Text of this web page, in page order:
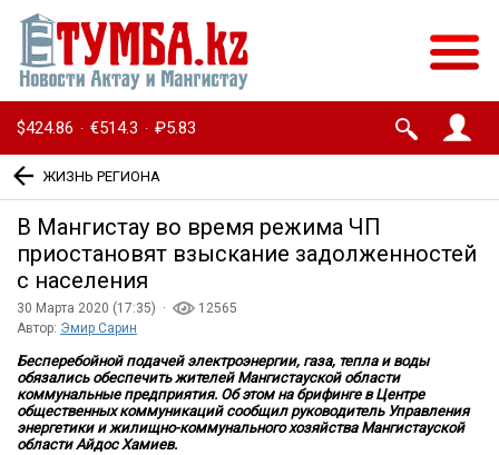
$424.86 · €514.3 · ₽5.83
ЖИЗНЬ РЕГИОНА
В Мангистау во время режима ЧП
приостановят взыскание задолженностей
с населения
30 Марта 2020 (17:35) ·
12565
Автор: Эмир Сарин
Бесперебойной подачей электроэнергии, газа, тепла и воды
обязались обеспечить жителей Мангистауской области
коммунальные предприятия. Об этом на брифинге в Центре
общественных коммуникаций сообщил руководитель Управления
энергетики и жилищно-коммунального хозяйства Мангистауской
области Айдос Хамиев.